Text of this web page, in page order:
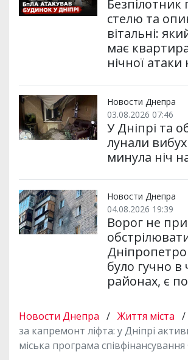
стелю та
вітальні:
має
нічної
Новости Днепра
03.08.2026 07:46
У Дніпрі та
лунали
минула ніч
Новости Днепра
04.08.2026 19:39
Ворог не
було гучно в
районах, є
Новости Днепра / Життя міста /
за капремонт ліфта: у Дніпрі
міська програма